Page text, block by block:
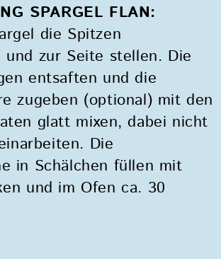
SPARGEL FLAN:
die Spitzen
und zur Seite stellen. Die
entsaften und die
zugeben (optional) mit den
glatt mixen, dabei nicht
Die
in Schälchen füllen mit
und im Ofen ca. 30